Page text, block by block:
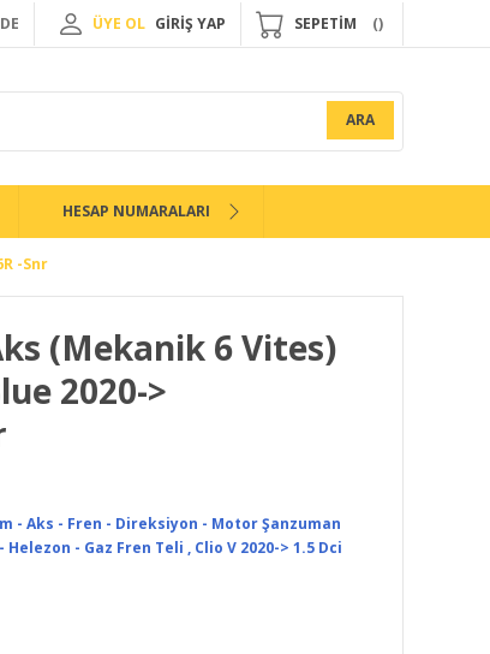
ÜYE OL GİRİŞ YAP SEPETİM
ARA
HESAP NUMARALARI
-Snr
(Mekanik 6 Vites)
2020->
- Aks - Fren - Direksiyon - Motor Şanzuman
- Gaz Fren Teli , Clio V 2020-> 1.5 Dci